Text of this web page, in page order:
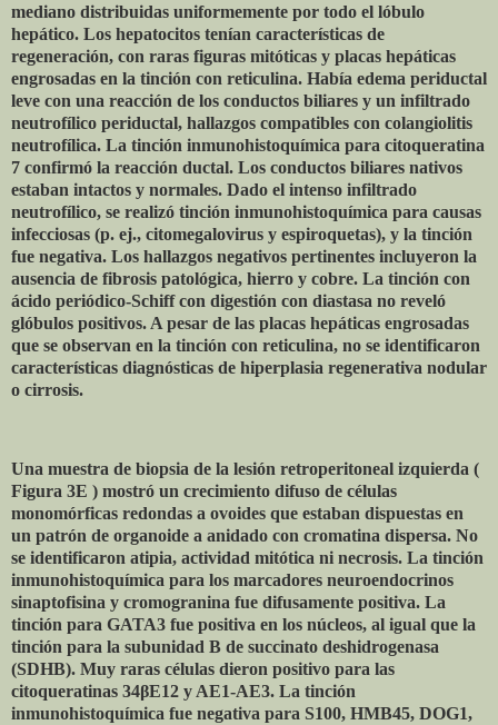
mediano distribuidas uniformemente por todo el lóbulo
hepático. Los hepatocitos tenían características de
regeneración, con raras figuras mitóticas y placas hepáticas
engrosadas en la tinción con reticulina. Había edema periductal
leve con una reacción de los conductos biliares y un infiltrado
neutrofílico periductal, hallazgos compatibles con colangiolitis
neutrofílica. La tinción inmunohistoquímica para citoqueratina
7 confirmó la reacción ductal. Los conductos biliares nativos
estaban intactos y normales. Dado el intenso infiltrado
neutrofílico, se realizó tinción inmunohistoquímica para causas
infecciosas (p. ej., citomegalovirus y espiroquetas), y la tinción
fue negativa. Los hallazgos negativos pertinentes incluyeron la
ausencia de fibrosis patológica, hierro y cobre. La tinción con
ácido periódico-Schiff con digestión con diastasa no reveló
glóbulos positivos. A pesar de las placas hepáticas engrosadas
que se observan en la tinción con reticulina, no se identificaron
características diagnósticas de hiperplasia regenerativa nodular
o cirrosis.
Una muestra de biopsia de la lesión retroperitoneal izquierda (
Figura 3E ) mostró un crecimiento difuso de células
monomórficas redondas a ovoides que estaban dispuestas en
un patrón de organoide a anidado con cromatina dispersa. No
se identificaron atipia, actividad mitótica ni necrosis. La tinción
inmunohistoquímica para los marcadores neuroendocrinos
sinaptofisina y cromogranina fue difusamente positiva. La
tinción para GATA3 fue positiva en los núcleos, al igual que la
tinción para la subunidad B de succinato deshidrogenasa
(SDHB). Muy raras células dieron positivo para las
citoqueratinas 34βE12 y AE1-AE3. La tinción
inmunohistoquímica fue negativa para S100, HMB45, DOG1,